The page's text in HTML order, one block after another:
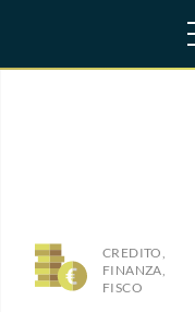
CREDITO,
FINANZA,
FISCO